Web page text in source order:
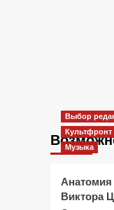
Выбор
Культфронт
Музыка
Виктора